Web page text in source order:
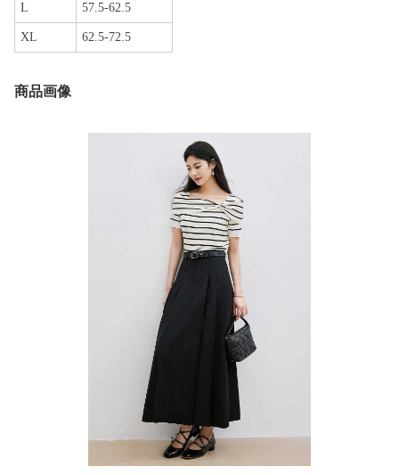
L 57.5-62.5
XL 62.5-72.5
商品画像